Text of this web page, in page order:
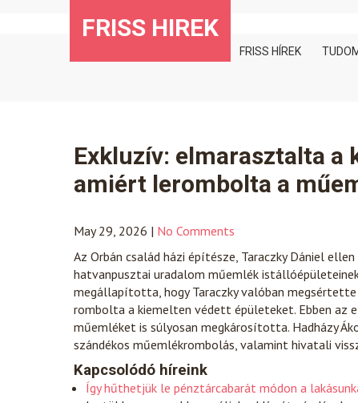
FRISS HIREK
FRISS HÍREK
Exkluzív: elmarasztalta a
amiért lerombolta a
May 29, 2026 | No Comments
Az Orbán család házi építésze, Taraczky Dániel
hatvanpusztai uradalom műemlék
megállapította, hogy Taraczky valóban
rombolta a kiemelten védett épületeket. Ebben az
műemléket is súlyosan megkárosította. Hadházy
szándékos műemlékrombolás, valamint hivatali
Kapcsolódó híreink
Így hűthetjük le pénztárcabarát módon a